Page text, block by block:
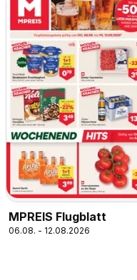
MPREIS Flugblatt
06.08. - 12.08.2026